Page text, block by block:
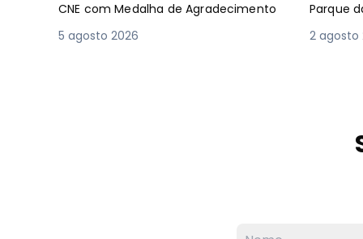
CNE com Medalha de Agradecimento
5 agosto 2026
Parque
2 agosto